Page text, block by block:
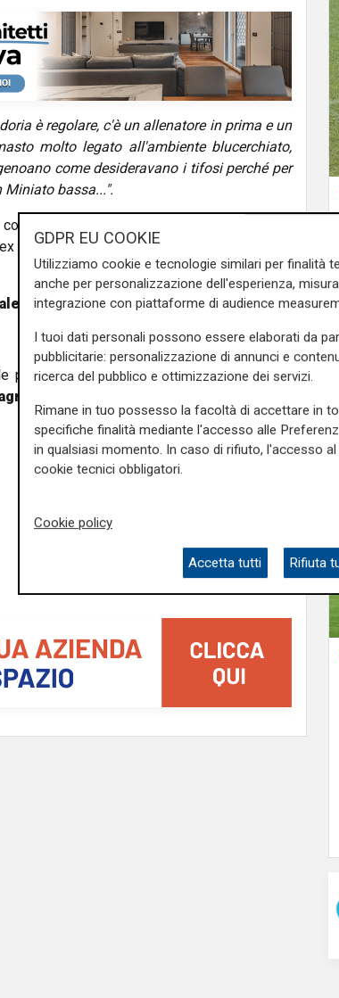
i
d
e
o
è regolare, c'è un allenatore in prima e un
molto legato all'ambiente blucerchiato,
come desideravano i tifosi perché per
Miniato bassa...".
tecnico della Samp, che portò in serie A nel
ringraziamo il collega Enrico Baldini.
principali notizie sulla Liguria seguiteci sul
GDPR EU COOKIE
Utilizziamo cookie e tecnologie similari per finalità
anche per personalizzazione dell'esperienza,
integrazione con piattaforme di audience
I tuoi dati personali possono essere elaborati da
pubblicitarie: personalizzazione di annunci e
ricerca del pubblico e ottimizzazione dei servizi.
Rimane in tuo possesso la facoltà di accettare in
specifiche finalità mediante l'accesso alle
in qualsiasi momento. In caso di rifiuto, l'accesso
cookie tecnici obbligatori.
Cookie policy
Accetta tutti Rifiuta